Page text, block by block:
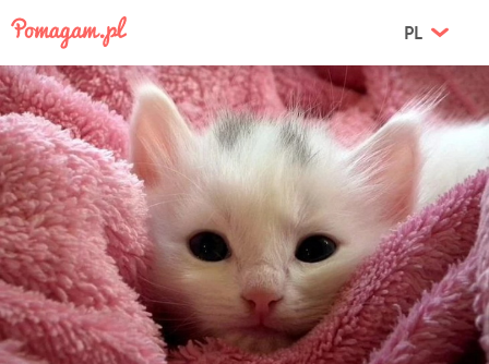
PL